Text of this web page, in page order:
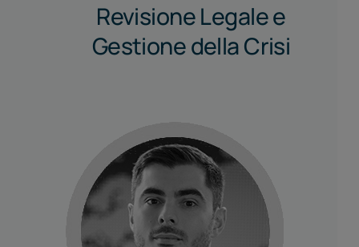
Revisione Legale e
Gestione della Crisi